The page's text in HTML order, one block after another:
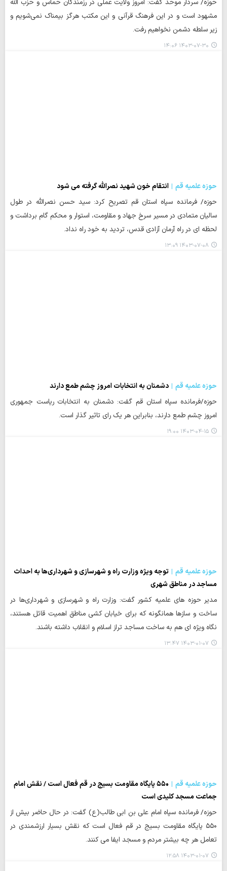
حوزه/ سردار موحد گفت: امروز ولایت عملی در رزمندگان حماس و حزب الله
مشهود است و در این فرهنگ قرآنی و این مکتب هرگز بیمناک نمی‌شویم و
زیر سلطه دشمن نخواهیم رفت.
۱۴۰۳-۰۷-۳۰ ۱۴:۰۶
حوزه علمیه قم
انتقام خون شهید نصرالله گرفته می شود
حوزه/ فرمانده سپاه استان قم تصریح کرد: سید حسن نصرالله در طول
سالیان متمادی در مسیر سرخ جهاد و مقاومت، استوار و محکم گام برداشت و
لحظه ای در راه آرمان آزادی قدس، تردید به خود راه نداد.
۱۴۰۳-۰۷-۰۸ ۱۳:۰۹
حوزه علمیه قم
دشمنان به انتخابات امروز چشم طمع دارند
حوزه/فرمانده سپاه استان قم گفت: دشمنان به انتخابات ریاست جمهوری
امروز چشم طمع دارند، بنابراین هر یک رای تاثیر گذار است.
۱۴۰۳-۰۴-۱۵ ۱۹:۰۰
حوزه علمیه قم
توجه ویژه وزارت راه و شهرسازی و شهرداری‌ها به احداث
مساجد در مناطق شهری
مدیر حوزه های علمیه کشور گفت: وزارت راه و شهرسازی و شهرداری‌ها در
ساخت و سازها همانگونه که برای خیابان کشی مناطق اهمیت قائل هستند،
نگاه ویژه ای هم به ساخت مساجد تراز اسلام و انقلاب داشته باشند.
۱۴۰۳-۰۱-۰۷ ۱۳:۴۷
حوزه علمیه قم
۵۵۰ پایگاه مقاومت بسیج در قم فعال است / نقش امام
جماعت مسجد کلیدی است
حوزه/ فرمانده سپاه امام علی بن ابی طالب(ع) گفت: در حال حاضر بیش از
۵۵۰ پایگاه مقاومت بسیج در قم فعال است که نقش بسیار ارزشمندی در
تعامل هر چه بیشتر مردم و مسجد ایفا می کنند.
۱۴۰۳-۰۱-۰۷ ۱۲:۵۸